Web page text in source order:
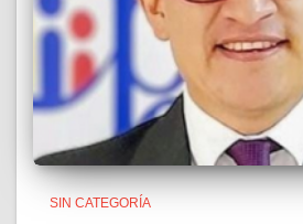
SIN CATEGORÍA